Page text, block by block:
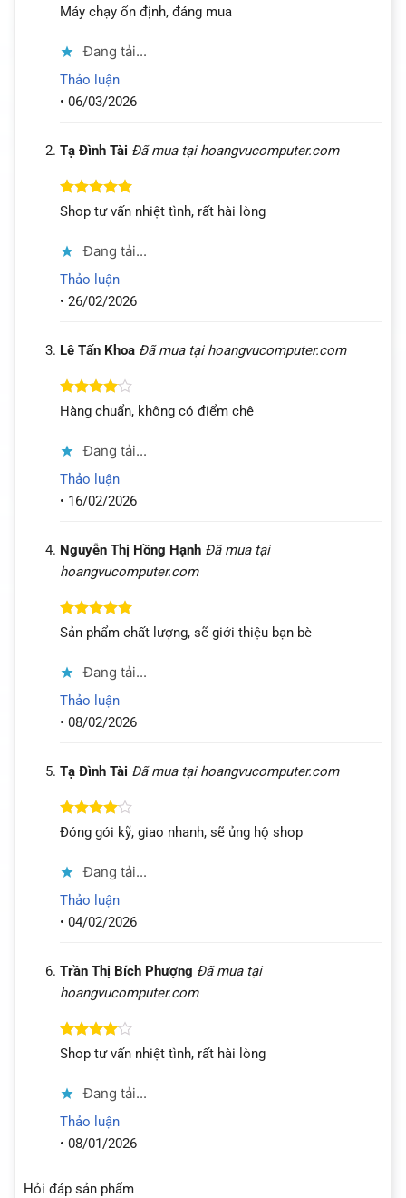
Được xếp
hạng
5
Máy chạy ổn định, đáng mua
Đang tải...
Thảo luận
• 06/03/2026
Tạ Đình Tài Đã mua tại hoangvucomputer.com
Được xếp
hạng
Shop tư vấn nhiệt tình, rất hài lòng
Đang tải...
Thảo luận
• 26/02/2026
Lê Tấn Khoa Đã mua tại hoangvucomputer.com
Được
xếp hạng
Hàng chuẩn, không có điểm chê
Đang tải...
Thảo luận
• 16/02/2026
Nguyễn Thị Hồng Hạnh Đã mua tại
hoangvucomputer.com
Được xếp
hạng
Sản phẩm chất lượng, sẽ giới thiệu bạn bè
Đang tải...
Thảo luận
• 08/02/2026
Tạ Đình Tài Đã mua tại hoangvucomputer.com
Được
xếp hạng
Đóng gói kỹ, giao nhanh, sẽ ủng hộ shop
Đang tải...
Thảo luận
• 04/02/2026
Trần Thị Bích Phượng Đã mua tại
hoangvucomputer.com
Được
xếp hạng
Shop tư vấn nhiệt tình, rất hài lòng
Đang tải...
Thảo luận
• 08/01/2026
Hỏi đáp sản phẩm